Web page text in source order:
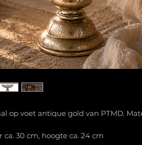
op voet antique gold van PTMD.
ca. 30 cm, hoogte ca. 24 cm